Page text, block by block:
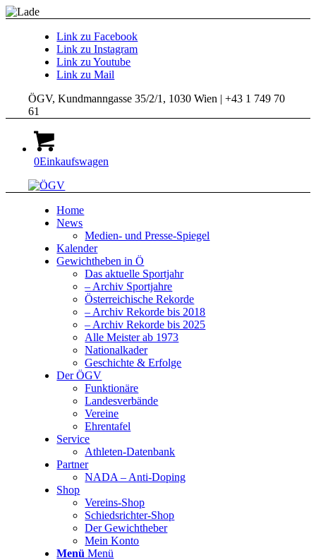
Link zu Facebook
Link zu Instagram
Link zu Youtube
Link zu Mail
ÖGV, Kundmanngasse 35/2/1, 1030 Wien | +43 1 749 70
61
0Einkaufswagen
Home
News
Medien- und Presse-Spiegel
Kalender
Gewichtheben in Ö
Das aktuelle Sportjahr
– Archiv Sportjahre
Österreichische Rekorde
– Archiv Rekorde bis 2018
– Archiv Rekorde bis 2025
Alle Meister ab 1973
Nationalkader
Geschichte & Erfolge
Der ÖGV
Funktionäre
Landesverbände
Vereine
Ehrentafel
Service
Athleten-Datenbank
Partner
NADA – Anti-Doping
Shop
Vereins-Shop
Schiedsrichter-Shop
Der Gewichtheber
Mein Konto
Menü Menü